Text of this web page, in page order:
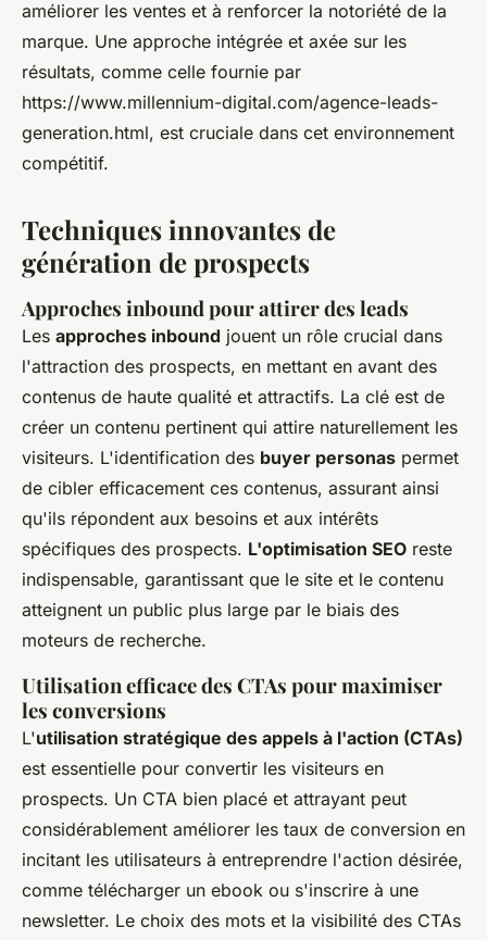
améliorer les ventes et à renforcer la notoriété de la
marque. Une approche intégrée et axée sur les
résultats, comme celle fournie par
https://www.millennium-digital.com/agence-leads-
generation.html, est cruciale dans cet environnement
compétitif.
Techniques innovantes de
génération de prospects
Approches inbound pour attirer des leads
Les approches inbound jouent un rôle crucial dans
l'attraction des prospects, en mettant en avant des
contenus de haute qualité et attractifs. La clé est de
créer un contenu pertinent qui attire naturellement les
visiteurs. L'identification des buyer personas permet
de cibler efficacement ces contenus, assurant ainsi
qu'ils répondent aux besoins et aux intérêts
spécifiques des prospects. L'optimisation SEO reste
indispensable, garantissant que le site et le contenu
atteignent un public plus large par le biais des
moteurs de recherche.
Utilisation efficace des CTAs pour maximiser
les conversions
L'utilisation stratégique des appels à l'action (CTAs)
est essentielle pour convertir les visiteurs en
prospects. Un CTA bien placé et attrayant peut
considérablement améliorer les taux de conversion en
incitant les utilisateurs à entreprendre l'action désirée,
comme télécharger un ebook ou s'inscrire à une
newsletter. Le choix des mots et la visibilité des CTAs